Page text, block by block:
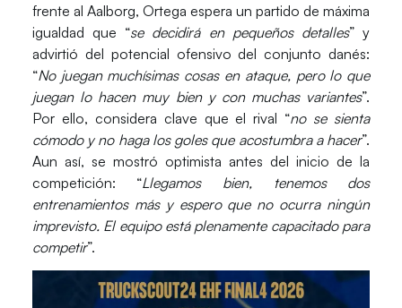
frente al Aalborg, Ortega espera un partido de máxima
igualdad que “se decidirá en pequeños detalles” y
advirtió del potencial ofensivo del conjunto danés:
“No juegan muchísimas cosas en ataque, pero lo que
juegan lo hacen muy bien y con muchas variantes”.
Por ello, considera clave que el rival “no se sienta
cómodo y no haga los goles que acostumbra a hacer”.
Aun así, se mostró optimista antes del inicio de la
competición: “Llegamos bien, tenemos dos
entrenamientos más y espero que no ocurra ningún
imprevisto. El equipo está plenamente capacitado para
competir”.